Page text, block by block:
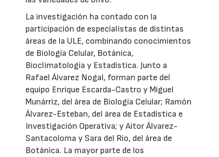
La investigación ha contado con la
participación de especialistas de distintas
áreas de la ULE, combinando conocimientos
de Biología Celular, Botánica,
Bioclimatología y Estadística. Junto a
Rafael Álvarez Nogal, forman parte del
equipo Enrique Escarda-Castro y Miguel
Munárriz, del área de Biología Celular; Ramón
Álvarez-Esteban, del área de Estadística e
Investigación Operativa; y Aitor Álvarez-
Santacoloma y Sara del Río, del área de
Botánica. La mayor parte de los